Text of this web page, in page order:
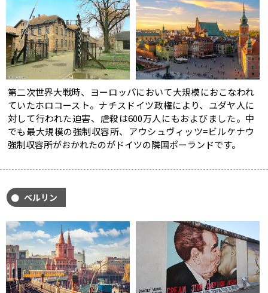
第二次世界大戦時、ヨーロッパにおいて大規模におこなわれ
ていたホロコースト。ナチスドイツ政権により、ユダヤ人に
対して行われた迫害、虐殺は600万人にもおよびました。中
でも最大規模の強制収容所、アウシュヴィッツ=ビルケナウ
強制収容所がおかれたのがドイツの隣国ポーランドです。
ベルリン